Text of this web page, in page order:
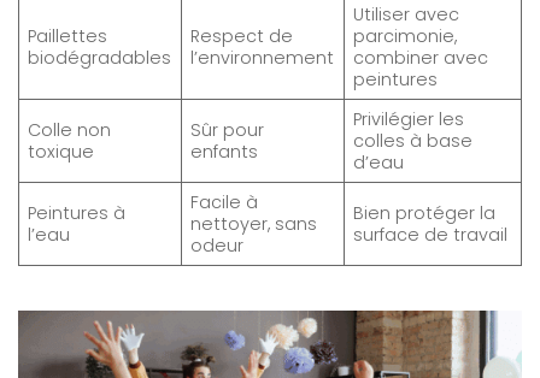
Paillettes
biodégradables
Respect de
l’environnement
Utiliser avec
parcimonie,
combiner avec
peintures
Colle non
toxique
Sûr pour
enfants
Privilégier les
colles à base
d’eau
Peintures à
l’eau
Facile à
nettoyer, sans
odeur
Bien protéger la
surface de travail